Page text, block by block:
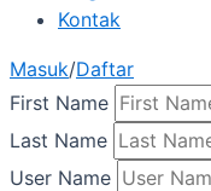
Kontak
Masuk/Daftar
First Name
Last Name
User Name